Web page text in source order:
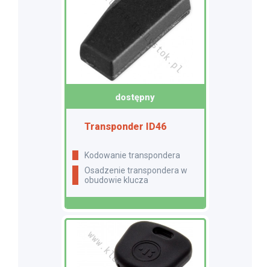
dostępny
Transponder ID46
Kodowanie transpondera
Osadzenie transpondera w
obudowie klucza